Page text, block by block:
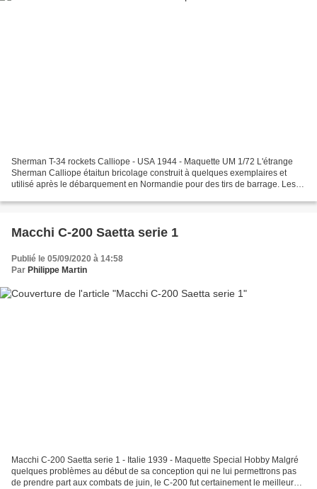
Sherman T-34 rockets Calliope - USA 1944 - Maquette UM 1/72 L'étrange
Sherman Calliope étaitun bricolage construit à quelques exemplaires et
utilisé après le débarquement en Normandie pour des tirs de barrage. Les
Macchi C-200 Saetta serie 1
Publié le 05/09/2020 à 14:58
Par Philippe Martin
Macchi C-200 Saetta serie 1 - Italie 1939 - Maquette Special Hobby Malgré
quelques problèmes au début de sa conception qui ne lui permettrons pas
de prendre part aux combats de juin, le C-200 fut certainement le meilleur